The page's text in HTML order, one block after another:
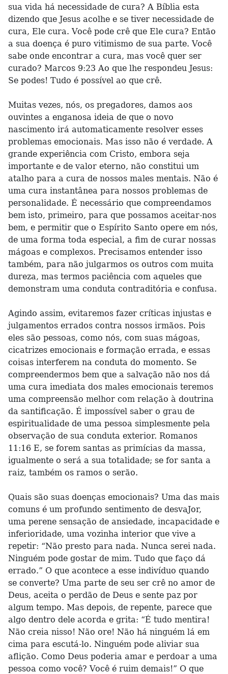
sua vida há necessidade de cura? A Bíblia esta
dizendo que Jesus acolhe e se tiver necessidade de
cura, Ele cura. Você pode crê que Ele cura? Então
a sua doença é puro vitimismo de sua parte. Você
sabe onde encontrar a cura, mas você quer ser
curado? Marcos 9:23 Ao que lhe respondeu Jesus:
Se podes! Tudo é possível ao que crê.
Muitas vezes, nós, os pregadores, damos aos
ouvintes a enganosa ideia de que o novo
nascimento irá automaticamente resolver esses
problemas emocionais. Mas isso não é verdade. A
grande experiência com Cristo, embora seja
importante e de valor eterno, não constitui um
atalho para a cura de nossos males mentais. Não é
uma cura instantânea para nossos problemas de
personalidade. É necessário que compreendamos
bem isto, primeiro, para que possamos aceitar-nos
bem, e permitir que o Espírito Santo opere em nós,
de uma forma toda especial, a fim de curar nossas
mágoas e complexos. Precisamos entender isso
também, para não julgarmos os outros com muita
dureza, mas termos paciência com aqueles que
demonstram uma conduta contraditória e confusa.
Agindo assim, evitaremos fazer críticas injustas e
julgamentos errados contra nossos irmãos. Pois
eles são pessoas, como nós, com suas mágoas,
cicatrizes emocionais e formação errada, e essas
coisas interferem na conduta do momento. Se
compreendermos bem que a salvação não nos dá
uma cura imediata dos males emocionais teremos
uma compreensão melhor com relação à doutrina
da santificação. É impossível saber o grau de
espiritualidade de uma pessoa simplesmente pela
observação de sua conduta exterior. Romanos
11:16 E, se forem santas as primícias da massa,
igualmente o será a sua totalidade; se for santa a
raiz, também os ramos o serão.
Quais são suas doenças emocionais? Uma das mais
comuns é um profundo sentimento de desvaJor,
uma perene sensação de ansiedade, incapacidade e
inferioridade, uma vozinha interior que vive a
repetir: “Não presto para nada. Nunca serei nada.
Ninguém pode gostar de mim. Tudo que faço dá
errado.” O que acontece a esse indivíduo quando
se converte? Uma parte de seu ser crê no amor de
Deus, aceita o perdão de Deus e sente paz por
algum tempo. Mas depois, de repente, parece que
algo dentro dele acorda e grita: “É tudo mentira!
Não creia nisso! Não ore! Não há ninguém lá em
cima para escutá-lo. Ninguém pode aliviar sua
aflição. Como Deus poderia amar e perdoar a uma
pessoa como você? Você é ruim demais!” O que